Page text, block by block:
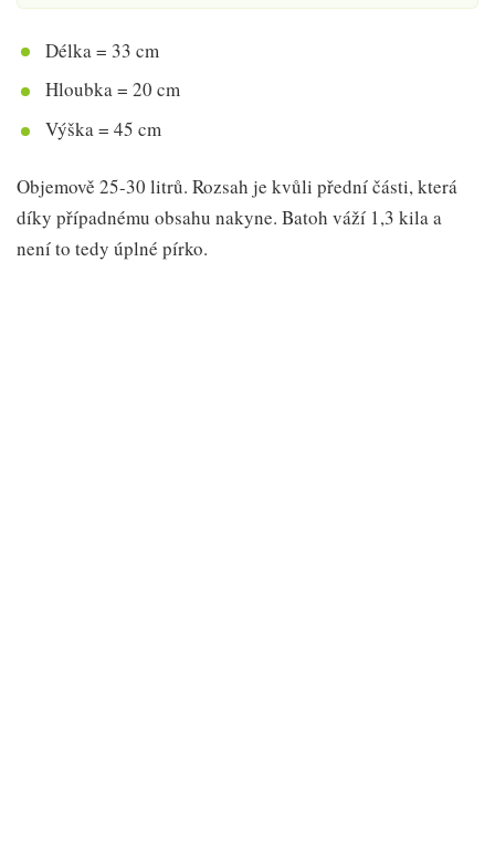
Délka = 33 cm
Hloubka = 20 cm
Výška = 45 cm
Objemově 25-30 litrů. Rozsah je kvůli přední části, která
díky případnému obsahu nakyne. Batoh váží 1,3 kila a
není to tedy úplné pírko.